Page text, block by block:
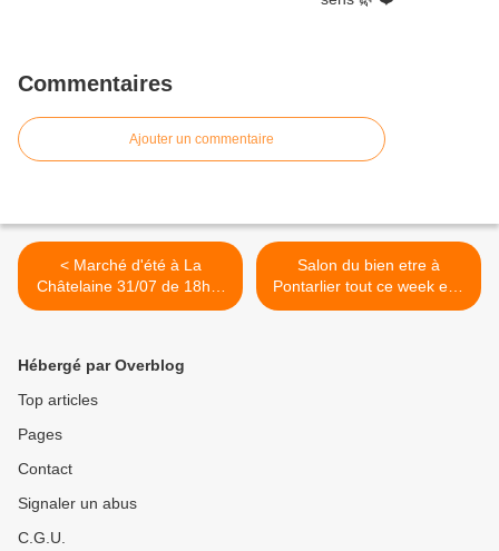
Commentaires
Ajouter un commentaire
< Marché d'été à La
Châtelaine 31/07 de 18h à
21h
Salon du bien etre à
Pontarlier tout ce week end
>
Hébergé par Overblog
Top articles
Pages
Contact
Signaler un abus
C.G.U.